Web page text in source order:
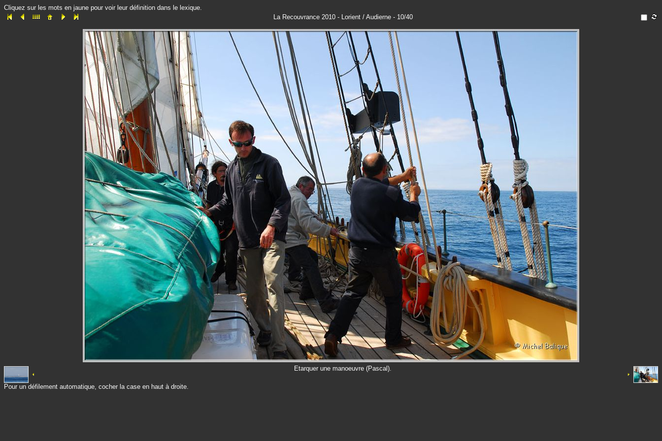
Cliquez sur les mots en jaune pour voir leur définition dans le lexique.
La Recouvrance 2010 - Lorient / Audierne - 10/40
Etarquer une manoeuvre (Pascal).
Pour un défilement automatique, cocher la case en haut à droite.